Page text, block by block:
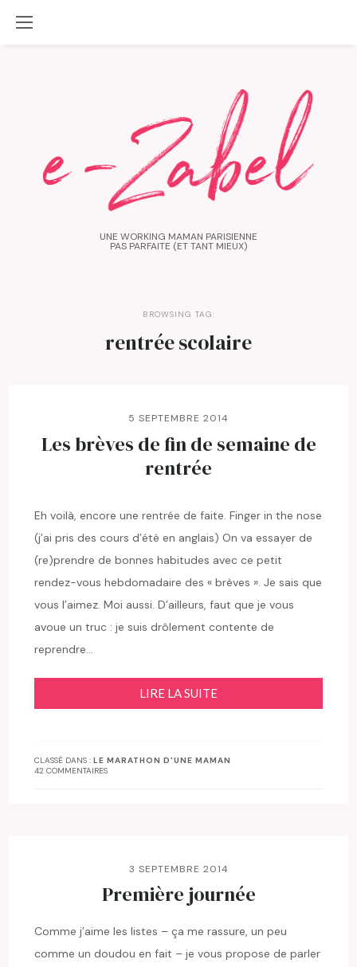
UNE WORKING MAMAN PARISIENNE
PAS PARFAITE (ET TANT MIEUX)
BROWSING TAG:
rentrée scolaire
5 SEPTEMBRE 2014
Les brèves de fin de semaine de
rentrée
Eh voilà, encore une rentrée de faite. Finger in the nose
(j’ai pris des cours d’été en anglais) On va essayer de
(re)prendre de bonnes habitudes avec ce petit
rendez-vous hebdomadaire des « brèves ». Je sais que
vous l’aimez. Moi aussi. D’ailleurs, faut que je vous
avoue un truc : je suis drôlement contente de
reprendre…
LIRE LA SUITE
CLASSÉ DANS :LE MARATHON D'UNE MAMAN
42 COMMENTAIRES
3 SEPTEMBRE 2014
Première journée
Comme j’aime les listes – ça me rassure, un peu
comme un doudou en fait – je vous propose de parler